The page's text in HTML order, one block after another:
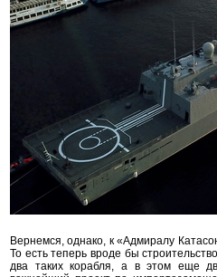
Вернемся, однако, к «Адмиралу
То есть теперь вроде бы
два таких корабля, а в этом еще